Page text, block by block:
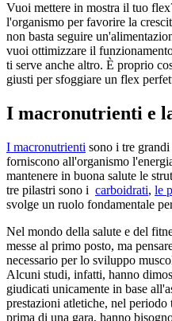
Vuoi mettere in mostra il tuo
l'organismo per favorire la
non basta seguire
vuoi ottimizzare il
ti serve anche altro. È proprio
giusti per sfoggiare un flex
I macronutrienti e
I macronutrienti sono i tre
forniscono all'organismo
mantenere in buona salute le
tre pilastri sono i carboidrati, le
svolge un ruolo fondamentale
Nel mondo della salute e del
messe al primo posto, ma
necessario per lo sviluppo
Alcuni studi, infatti, hanno
giudicati unicamente in base
prestazioni atletiche, nel
prima di una gara, hanno